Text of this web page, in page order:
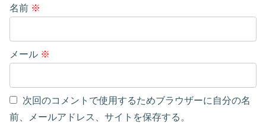
名前 ※
メール ※
次回のコメントで使用するためブラウザーに自分の名
前、メールアドレス、サイトを保存する。